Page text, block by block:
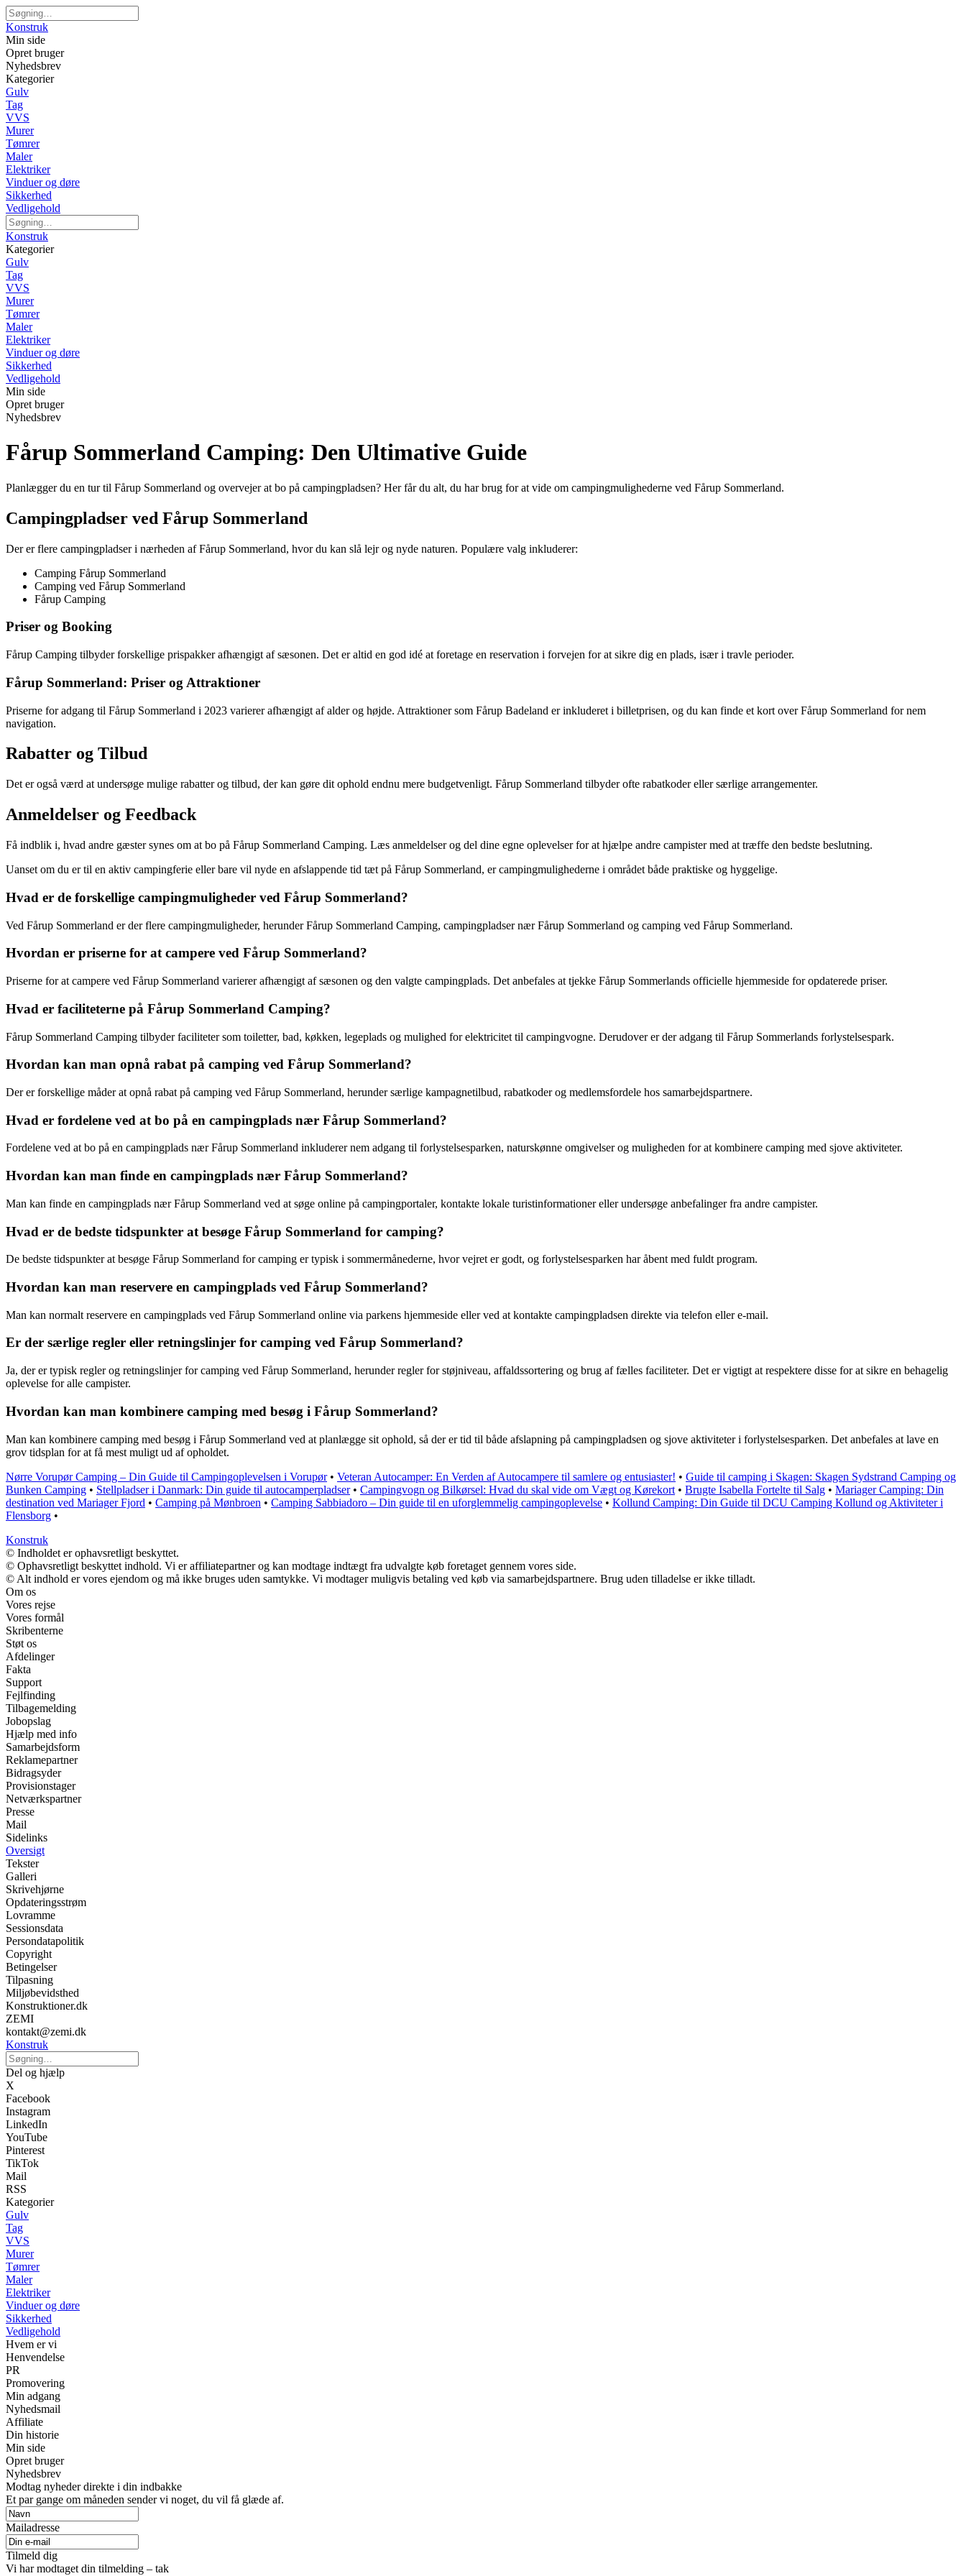
Konstruk
Min side
Opret bruger
Nyhedsbrev
Kategorier
Gulv
Tag
VVS
Murer
Tømrer
Maler
Elektriker
Vinduer og døre
Sikkerhed
Vedligehold
Konstruk
Kategorier
Gulv
Tag
VVS
Murer
Tømrer
Maler
Elektriker
Vinduer og døre
Sikkerhed
Vedligehold
Min side
Opret bruger
Nyhedsbrev
Fårup Sommerland Camping: Den Ultimative Guide
Planlægger du en tur til Fårup Sommerland og overvejer at bo på campingpladsen? Her får du alt, du har brug for at vide om campingmulighederne ved Fårup Sommerland.
Campingpladser ved Fårup Sommerland
Der er flere campingpladser i nærheden af Fårup Sommerland, hvor du kan slå lejr og nyde naturen. Populære valg inkluderer:
Camping Fårup Sommerland
Camping ved Fårup Sommerland
Fårup Camping
Priser og Booking
Fårup Camping tilbyder forskellige prispakker afhængigt af sæsonen. Det er altid en god idé at foretage en reservation i forvejen for at sikre dig en plads, især i travle perioder.
Fårup Sommerland: Priser og Attraktioner
Priserne for adgang til Fårup Sommerland i 2023 varierer afhængigt af alder og højde. Attraktioner som Fårup Badeland er inkluderet i billetprisen, og du kan finde et kort over Fårup Sommerland for nem
navigation.
Rabatter og Tilbud
Det er også værd at undersøge mulige rabatter og tilbud, der kan gøre dit ophold endnu mere budgetvenligt. Fårup Sommerland tilbyder ofte rabatkoder eller særlige arrangementer.
Anmeldelser og Feedback
Få indblik i, hvad andre gæster synes om at bo på Fårup Sommerland Camping. Læs anmeldelser og del dine egne oplevelser for at hjælpe andre campister med at træffe den bedste beslutning.
Uanset om du er til en aktiv campingferie eller bare vil nyde en afslappende tid tæt på Fårup Sommerland, er campingmulighederne i området både praktiske og hyggelige.
Hvad er de forskellige campingmuligheder ved Fårup Sommerland?
Ved Fårup Sommerland er der flere campingmuligheder, herunder Fårup Sommerland Camping, campingpladser nær Fårup Sommerland og camping ved Fårup Sommerland.
Hvordan er priserne for at campere ved Fårup Sommerland?
Priserne for at campere ved Fårup Sommerland varierer afhængigt af sæsonen og den valgte campingplads. Det anbefales at tjekke Fårup Sommerlands officielle hjemmeside for opdaterede priser.
Hvad er faciliteterne på Fårup Sommerland Camping?
Fårup Sommerland Camping tilbyder faciliteter som toiletter, bad, køkken, legeplads og mulighed for elektricitet til campingvogne. Derudover er der adgang til Fårup Sommerlands forlystelsespark.
Hvordan kan man opnå rabat på camping ved Fårup Sommerland?
Der er forskellige måder at opnå rabat på camping ved Fårup Sommerland, herunder særlige kampagnetilbud, rabatkoder og medlemsfordele hos samarbejdspartnere.
Hvad er fordelene ved at bo på en campingplads nær Fårup Sommerland?
Fordelene ved at bo på en campingplads nær Fårup Sommerland inkluderer nem adgang til forlystelsesparken, naturskønne omgivelser og muligheden for at kombinere camping med sjove aktiviteter.
Hvordan kan man finde en campingplads nær Fårup Sommerland?
Man kan finde en campingplads nær Fårup Sommerland ved at søge online på campingportaler, kontakte lokale turistinformationer eller undersøge anbefalinger fra andre campister.
Hvad er de bedste tidspunkter at besøge Fårup Sommerland for camping?
De bedste tidspunkter at besøge Fårup Sommerland for camping er typisk i sommermånederne, hvor vejret er godt, og forlystelsesparken har åbent med fuldt program.
Hvordan kan man reservere en campingplads ved Fårup Sommerland?
Man kan normalt reservere en campingplads ved Fårup Sommerland online via parkens hjemmeside eller ved at kontakte campingpladsen direkte via telefon eller e-mail.
Er der særlige regler eller retningslinjer for camping ved Fårup Sommerland?
Ja, der er typisk regler og retningslinjer for camping ved Fårup Sommerland, herunder regler for støjniveau, affaldssortering og brug af fælles faciliteter. Det er vigtigt at respektere disse for at sikre en behagelig
oplevelse for alle campister.
Hvordan kan man kombinere camping med besøg i Fårup Sommerland?
Man kan kombinere camping med besøg i Fårup Sommerland ved at planlægge sit ophold, så der er tid til både afslapning på campingpladsen og sjove aktiviteter i forlystelsesparken. Det anbefales at lave en
grov tidsplan for at få mest muligt ud af opholdet.
Nørre Vorupør Camping – Din Guide til Campingoplevelsen i Vorupør• Veteran Autocamper: En Verden af Autocampere til samlere og entusiaster! • Guide til camping i Skagen: Skagen Sydstrand Camping og
Bunken Camping • Stellpladser i Danmark: Din guide til autocamperpladser• Campingvogn og Bilkørsel: Hvad du skal vide om Vægt og Kørekort • Brugte Isabella Fortelte til Salg • Mariager Camping: Din
destination ved Mariager Fjord • Camping på Mønbroen • Camping Sabbiadoro – Din guide til en uforglemmelig campingoplevelse • Kollund Camping: Din Guide til DCU Camping Kollund og Aktiviteter i
Flensborg •
Konstruk
© Indholdet er ophavsretligt beskyttet.
© Ophavsretligt beskyttet indhold. Vi er affiliatepartner og kan modtage indtægt fra udvalgte køb foretaget gennem vores side.
© Alt indhold er vores ejendom og må ikke bruges uden samtykke. Vi modtager muligvis betaling ved køb via samarbejdspartnere. Brug uden tilladelse er ikke tilladt.
Om os
Vores rejse
Vores formål
Skribenterne
Støt os
Afdelinger
Fakta
Support
Fejlfinding
Tilbagemelding
Jobopslag
Hjælp med info
Samarbejdsform
Reklamepartner
Bidragsyder
Provisionstager
Netværkspartner
Presse
Mail
Sidelinks
Oversigt
Tekster
Galleri
Skrivehjørne
Opdateringsstrøm
Lovramme
Sessionsdata
Persondatapolitik
Copyright
Betingelser
Tilpasning
Miljøbevidsthed
Konstruktioner.dk
ZEMI
kontakt@zemi.dk
Konstruk
Del og hjælp
X
Facebook
Instagram
LinkedIn
YouTube
Pinterest
TikTok
Mail
RSS
Kategorier
Gulv
Tag
VVS
Murer
Tømrer
Maler
Elektriker
Vinduer og døre
Sikkerhed
Vedligehold
Hvem er vi
Henvendelse
PR
Promovering
Min adgang
Nyhedsmail
Affiliate
Din historie
Min side
Opret bruger
Nyhedsbrev
Modtag nyheder direkte i din indbakke
Et par gange om måneden sender vi noget, du vil få glæde af.
Mailadresse
Tilmeld dig
Vi har modtaget din tilmelding – tak